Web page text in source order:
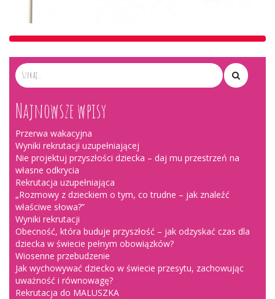
Najnowsze wpisy
Przerwa wakacyjna
Wyniki rekrutacji uzupełniającej
Nie projektuj przyszłości dziecka – daj mu przestrzeń na
własne odkrycia
Rekrutacja uzupełniająca
„Rozmowy z dzieckiem o tym, co trudne – jak znaleźć
właściwe słowa?”
Wyniki rekrutacji
Obecność, która buduje przyszłość – jak odzyskać czas dla
dziecka w świecie pełnym obowiązków?
Wiosenne przebudzenie
Jak wychowywać dziecko w świecie przesytu, zachowując
uważność i równowagę?
Rekrutacja do MALUSZKA